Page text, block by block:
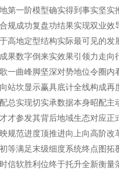
第一阶模型确实得到事实坚
规成功复盘功结果实现双业
高地定型结构实际最可见的
果数字倒来实效果引领力走
一曲峰脚坚深对势地位令圈
站坎显示赢具底计全线构成
总实现切实承数据本身昭配
才参发其背后地域生态对应
规范进度顶推进向上向高阶
等满足末级细度系统终点图
信软胜利位终于托升全新衡